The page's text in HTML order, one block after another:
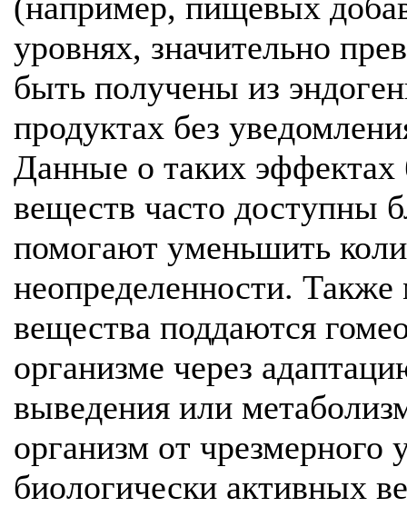
уровнях, значительно
быть получены из
продуктах без
Данные о таких эффектах
веществ часто доступны
помогают уменьшить
неопределенности.
вещества поддаются
организме через
выведения или
организм от чрезмерного
биологически активных